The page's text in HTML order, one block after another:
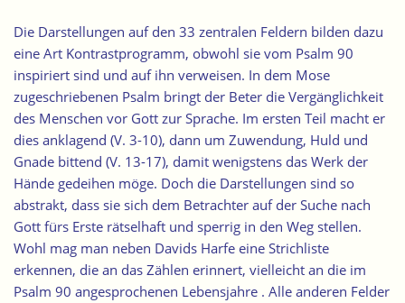
Die Darstellungen auf den 33 zentralen Feldern bilden dazu
eine Art Kontrastprogramm, obwohl sie vom Psalm 90
inspiriert sind und auf ihn verweisen. In dem Mose
zugeschriebenen Psalm bringt der Beter die Vergänglichkeit
des Menschen vor Gott zur Sprache. Im ersten Teil macht er
dies anklagend (V. 3-10), dann um Zuwendung, Huld und
Gnade bittend (V. 13-17), damit wenigstens das Werk der
Hände gedeihen möge. Doch die Darstellungen sind so
abstrakt, dass sie sich dem Betrachter auf der Suche nach
Gott fürs Erste rätselhaft und sperrig in den Weg stellen.
Wohl mag man neben Davids Harfe eine Strichliste
erkennen, die an das Zählen erinnert, vielleicht an die im
Psalm 90 angesprochenen Lebensjahre . Alle anderen Felder